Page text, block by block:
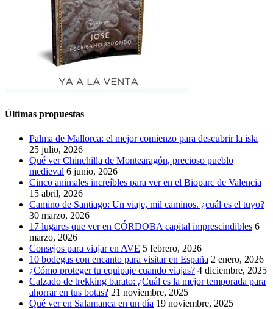
Últimas propuestas
Palma de Mallorca: el mejor comienzo para descubrir la isla
25 julio, 2026
Qué ver Chinchilla de Montearagón, precioso pueblo
medieval 6 junio, 2026
Cinco animales increíbles para ver en el Bioparc de Valencia
15 abril, 2026
Camino de Santiago: Un viaje, mil caminos. ¿cuál es el tuyo?
30 marzo, 2026
17 lugares que ver en CÓRDOBA capital imprescindibles 6
marzo, 2026
Consejos para viajar en AVE 5 febrero, 2026
10 bodegas con encanto para visitar en España 2 enero, 2026
¿Cómo proteger tu equipaje cuando viajas? 4 diciembre, 2025
Calzado de trekking barato: ¿Cuál es la mejor temporada para
ahorrar en tus botas? 21 noviembre, 2025
Qué ver en Salamanca en un día 19 noviembre, 2025